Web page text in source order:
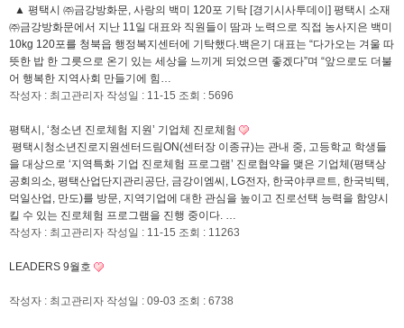
▲ 평택시 ㈜금강방화문, 사랑의 백미 120포 기탁 [경기시사투데이] 평택시 소재
㈜금강방화문에서 지난 11일 대표와 직원들이 땀과 노력으로 직접 농사지은 백미
10kg 120포를 청북읍 행정복지센터에 기탁했다.백은기 대표는 “다가오는 겨울 따
뜻한 밥 한 그릇으로 온기 있는 세상을 느끼게 되었으면 좋겠다”며 “앞으로도 더불
어 행복한 지역사회 만들기에 힘…
작성자 : 최고관리자 작성일 : 11-15 조회 : 5696
평택시, ‘청소년 진로체험 지원’ 기업체 진로체험
평택시청소년진로지원센터드림ON(센터장 이종규)는 관내 중, 고등학교 학생들
을 대상으로 ‘지역특화 기업 진로체험 프로그램’ 진로협약을 맺은 기업체(평택상
공회의소, 평택산업단지관리공단, 금강이엠씨, LG전자, 한국야쿠르트, 한국빅텍,
덕일산업, 만도)를 방문, 지역기업에 대한 관심을 높이고 진로선택 능력을 함양시
킬 수 있는 진로체험 프로그램을 진행 중이다. …
작성자 : 최고관리자 작성일 : 11-15 조회 : 11263
LEADERS 9월호
작성자 : 최고관리자 작성일 : 09-03 조회 : 6738